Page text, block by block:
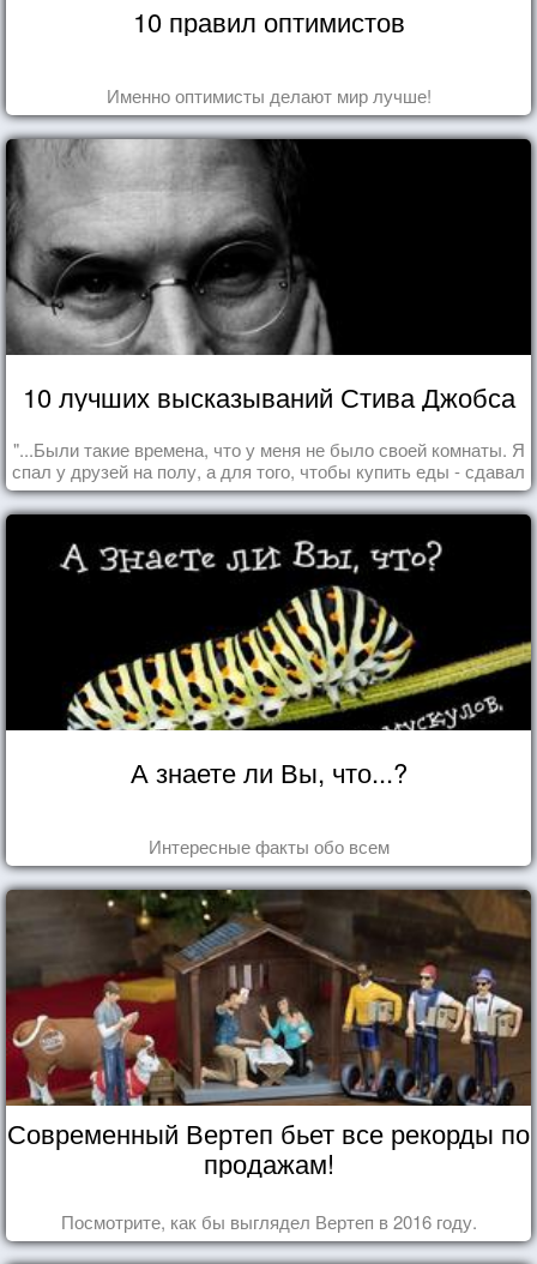
10 правил оптимистов
Именно оптимисты делают мир лучше!
10 лучших высказываний Стива Джобса
"...Были такие времена, что у меня не было своей комнаты. Я
спал у друзей на полу, а для того, чтобы купить еды - сдавал
бутылки из под кока-колы"
А знаете ли Вы, что...?
Интересные факты обо всем
Современный Вертеп бьет все рекорды по
продажам!
Посмотрите, как бы выглядел Вертеп в 2016 году.